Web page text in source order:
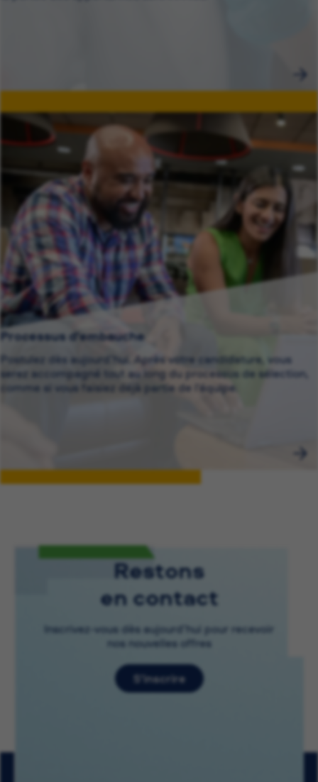
Processus d’embauche
Postulez dès aujourd’hui. Après votre candidature, vous
serez accompagné tout au long du processus de sélection,
comme si vous faisiez déjà partie de l’équipe.
Restons
en contact
Inscrivez-vous dès aujourd’hui pour recevoir
nos nouvelles offres
S’inscrire